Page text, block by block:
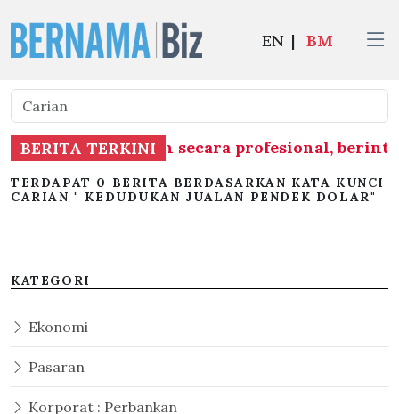
EN | BM
BERITA TERKINI
dilaksanakan secara profesional,
TERDAPAT 0 BERITA BERDASARKAN KATA KUNCI
CARIAN " KEDUDUKAN JUALAN PENDEK DOLAR"
KATEGORI
Ekonomi
Pasaran
Korporat : Perbankan